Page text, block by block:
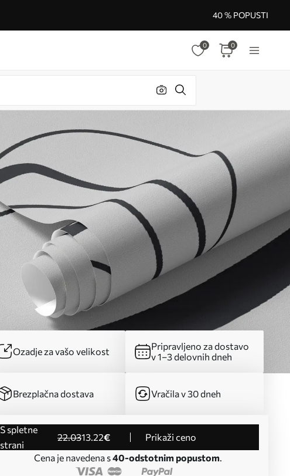
40 % POPUSTI
0 0
Ozadje za vašo velikost
Pripravljeno za dostavo
v 1–3 delovnih dneh
Brezplačna dostava Vračila v 30 dneh
s spletne
strani
22.0313.22€
Prikaži ceno
Cena je navedena s40-odstotnim popustom.